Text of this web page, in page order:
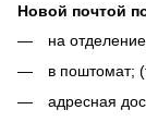
Новой почтой
на
в поштомат;
адресная